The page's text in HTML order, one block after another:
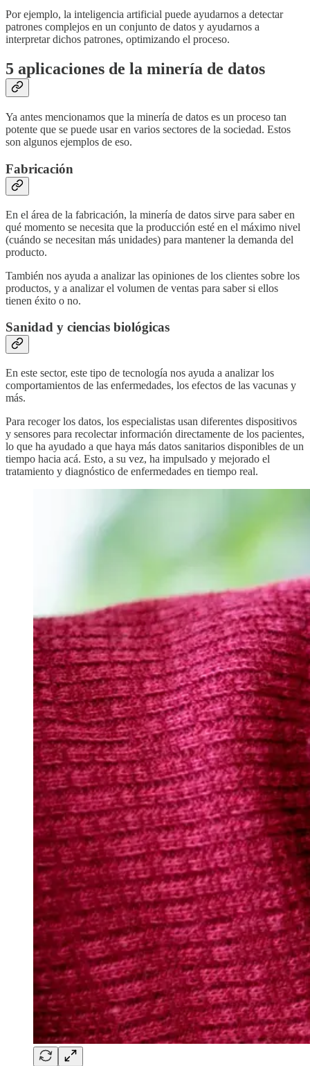
Por ejemplo, la inteligencia artificial puede ayudarnos a detectar
patrones complejos en un conjunto de datos y ayudarnos a
interpretar dichos patrones, optimizando el proceso.
5 aplicaciones de la minería de datos
Ya antes mencionamos que la minería de datos es un proceso tan
potente que se puede usar en varios sectores de la sociedad. Estos
son algunos ejemplos de eso.
Fabricación
En el área de la fabricación, la minería de datos sirve para saber en
qué momento se necesita que la producción esté en el máximo nivel
(cuándo se necesitan más unidades) para mantener la demanda del
producto.
También nos ayuda a analizar las opiniones de los clientes sobre los
productos, y a analizar el volumen de ventas para saber si ellos
tienen éxito o no.
Sanidad y ciencias biológicas
En este sector, este tipo de tecnología nos ayuda a analizar los
comportamientos de las enfermedades, los efectos de las vacunas y
más.
Para recoger los datos, los especialistas usan diferentes dispositivos
y sensores para recolectar información directamente de los pacientes,
lo que ha ayudado a que haya más datos sanitarios disponibles de un
tiempo hacia acá. Esto, a su vez, ha impulsado y mejorado el
tratamiento y diagnóstico de enfermedades en tiempo real.